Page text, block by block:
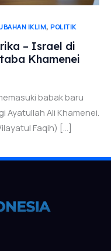
IKLIM, POLITIK
– Israel di
Khamenei
babak baru
Ayatullah Ali Khamenei.
Faqih) […]